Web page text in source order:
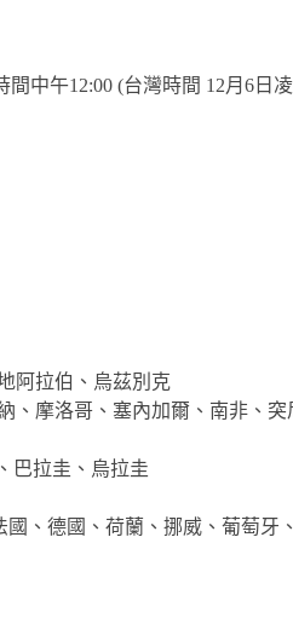
中午12:00 (台灣時間 12月6日凌
阿拉伯、烏茲別克
、摩洛哥、塞內加爾、南非、突
巴拉圭、烏拉圭
國、德國、荷蘭、挪威、葡萄牙